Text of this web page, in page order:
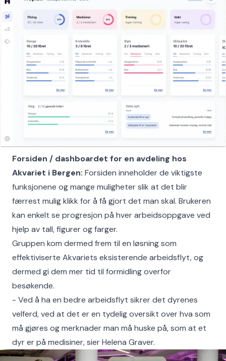
Forsiden / dashboardet for en avdeling hos
Akvariet i Bergen: Forsiden inneholder de viktigste
funksjonene og mange muligheter slik at det blir
færrest mulig klikk for å få gjort det man skal. Brukeren
kan enkelt se progresjon på hver arbeidsoppgave ved
hjelp av tall, figurer og farger.
Gruppen kom dermed frem til en løsning som
effektiviserte Akvariets eksisterende arbeidsflyt, og
dermed gi dem mer tid til formidling overfor
besøkende.
- Ved å ha en bedre arbeidsflyt sikrer det dyrenes
velferd, ved at det er en tydelig oversikt over hva som
må gjøres og merknader man må huske på, som at et
dyr er på medisiner, sier Helena Graver.